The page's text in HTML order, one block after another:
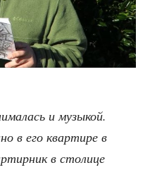
и музы­кой.
в его квар­ти­ре в
в сто­ли­це